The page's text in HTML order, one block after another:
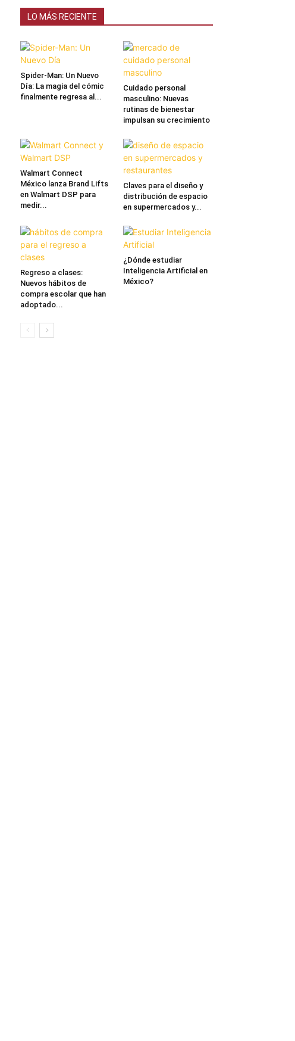
LO MÁS RECIENTE
Spider-Man: Un Nuevo
Día: La magia del cómic
finalmente regresa al...
Cuidado personal
masculino: Nuevas
rutinas de bienestar
impulsan su crecimiento
Walmart Connect
México lanza Brand Lifts
en Walmart DSP para
medir...
Claves para el diseño y
distribución de espacio
en supermercados y...
Regreso a clases:
Nuevos hábitos de
compra escolar que han
adoptado...
¿Dónde estudiar
Inteligencia Artificial en
México?